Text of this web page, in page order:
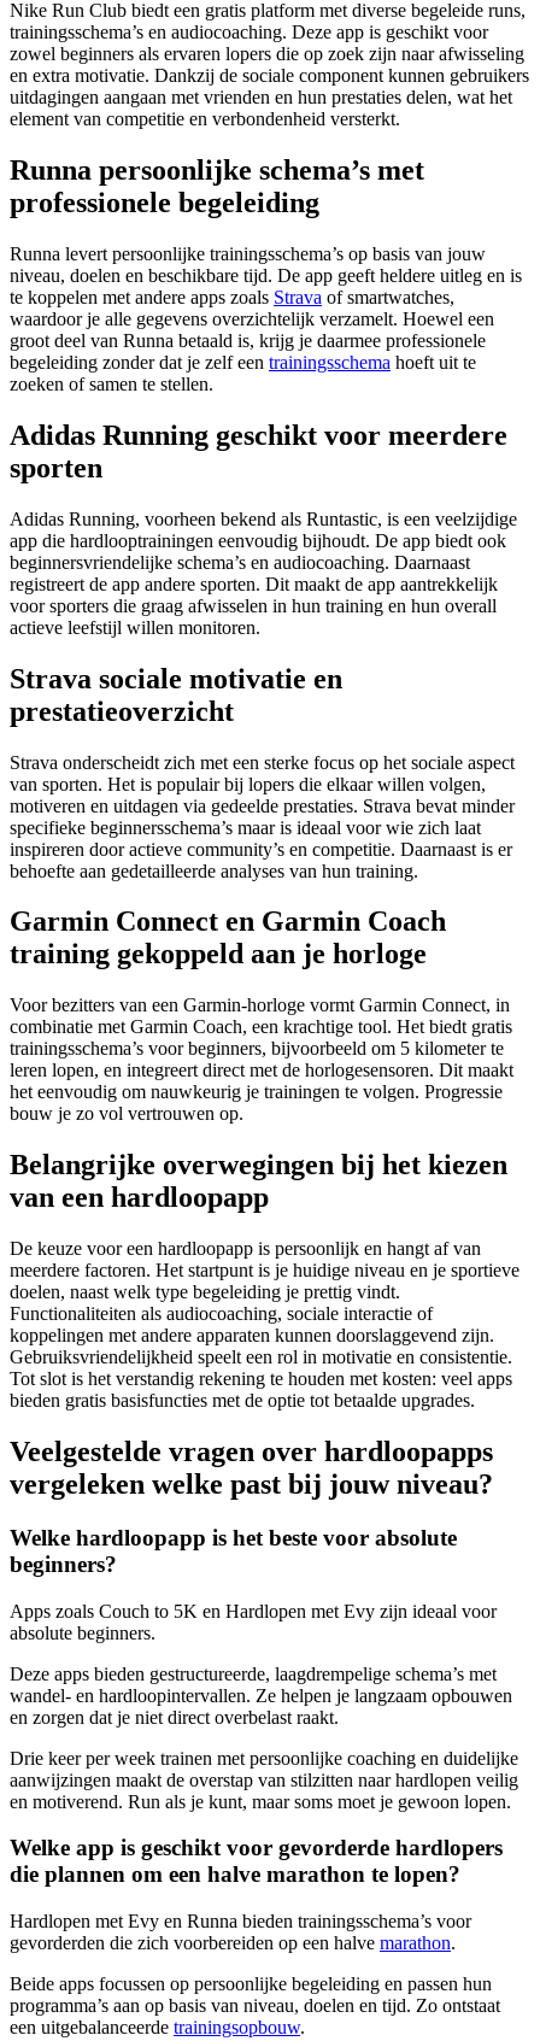
Nike Run Club biedt een gratis platform met diverse begeleide runs,
trainingsschema’s en audiocoaching. Deze app is geschikt voor
zowel beginners als ervaren lopers die op zoek zijn naar afwisseling
en extra motivatie. Dankzij de sociale component kunnen gebruikers
uitdagingen aangaan met vrienden en hun prestaties delen, wat het
element van competitie en verbondenheid versterkt.
Runna persoonlijke schema’s met
professionele begeleiding
Runna levert persoonlijke trainingsschema’s op basis van jouw
niveau, doelen en beschikbare tijd. De app geeft heldere uitleg en is
te koppelen met andere apps zoals Strava of smartwatches,
waardoor je alle gegevens overzichtelijk verzamelt. Hoewel een
groot deel van Runna betaald is, krijg je daarmee professionele
begeleiding zonder dat je zelf een trainingsschema hoeft uit te
zoeken of samen te stellen.
Adidas Running geschikt voor meerdere
sporten
Adidas Running, voorheen bekend als Runtastic, is een veelzijdige
app die hardlooptrainingen eenvoudig bijhoudt. De app biedt ook
beginnersvriendelijke schema’s en audiocoaching. Daarnaast
registreert de app andere sporten. Dit maakt de app aantrekkelijk
voor sporters die graag afwisselen in hun training en hun overall
actieve leefstijl willen monitoren.
Strava sociale motivatie en
prestatieoverzicht
Strava onderscheidt zich met een sterke focus op het sociale aspect
van sporten. Het is populair bij lopers die elkaar willen volgen,
motiveren en uitdagen via gedeelde prestaties. Strava bevat minder
specifieke beginnersschema’s maar is ideaal voor wie zich laat
inspireren door actieve community’s en competitie. Daarnaast is er
behoefte aan gedetailleerde analyses van hun training.
Garmin Connect en Garmin Coach
training gekoppeld aan je horloge
Voor bezitters van een Garmin-horloge vormt Garmin Connect, in
combinatie met Garmin Coach, een krachtige tool. Het biedt gratis
trainingsschema’s voor beginners, bijvoorbeeld om 5 kilometer te
leren lopen, en integreert direct met de horlogesensoren. Dit maakt
het eenvoudig om nauwkeurig je trainingen te volgen. Progressie
bouw je zo vol vertrouwen op.
Belangrijke overwegingen bij het kiezen
van een hardloopapp
De keuze voor een hardloopapp is persoonlijk en hangt af van
meerdere factoren. Het startpunt is je huidige niveau en je sportieve
doelen, naast welk type begeleiding je prettig vindt.
Functionaliteiten als audiocoaching, sociale interactie of
koppelingen met andere apparaten kunnen doorslaggevend zijn.
Gebruiksvriendelijkheid speelt een rol in motivatie en consistentie.
Tot slot is het verstandig rekening te houden met kosten: veel apps
bieden gratis basisfuncties met de optie tot betaalde upgrades.
Veelgestelde vragen over hardloopapps
vergeleken welke past bij jouw niveau?
Welke hardloopapp is het beste voor absolute
beginners?
Apps zoals Couch to 5K en Hardlopen met Evy zijn ideaal voor
absolute beginners.
Deze apps bieden gestructureerde, laagdrempelige schema’s met
wandel- en hardloopintervallen. Ze helpen je langzaam opbouwen
en zorgen dat je niet direct overbelast raakt.
Drie keer per week trainen met persoonlijke coaching en duidelijke
aanwijzingen maakt de overstap van stilzitten naar hardlopen veilig
en motiverend. Run als je kunt, maar soms moet je gewoon lopen.
Welke app is geschikt voor gevorderde hardlopers
die plannen om een halve marathon te lopen?
Hardlopen met Evy en Runna bieden trainingsschema’s voor
gevorderden die zich voorbereiden op een halve marathon.
Beide apps focussen op persoonlijke begeleiding en passen hun
programma’s aan op basis van niveau, doelen en tijd. Zo ontstaat
een uitgebalanceerde trainingsopbouw.